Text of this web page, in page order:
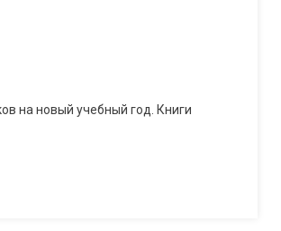
на новый учебный год. Книги